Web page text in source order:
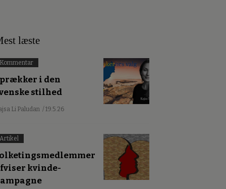
læste
Kommentar
i den
stilhed
Li Paludan / 19.5.26
Artikel
kvinde-